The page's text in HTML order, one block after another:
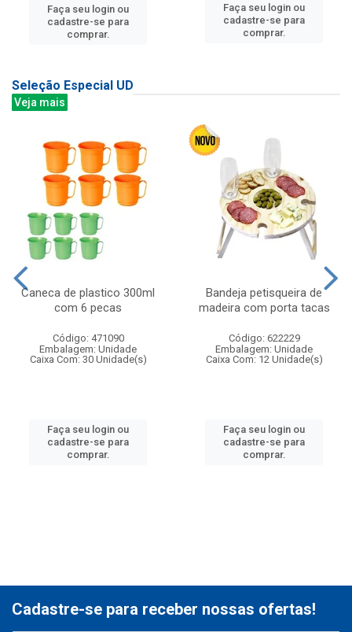
Faça seu login ou
cadastre-se para
comprar.
Faça seu login ou
cadastre-se para
comprar.
Seleção Especial UD
Veja mais
Caneca de plastico 300ml
com 6 pecas
Código: 471090
Embalagem: Unidade
Caixa Com: 30 Unidade(s)
Faça seu login ou
cadastre-se para
comprar.
Bandeja petisqueira de
madeira com porta tacas
Código: 622229
Embalagem: Unidade
Caixa Com: 12 Unidade(s)
Faça seu login ou
cadastre-se para
comprar.
Cadastre-se para receber nossas ofertas!